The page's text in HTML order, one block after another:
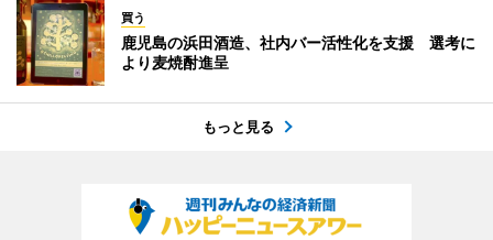
買う
鹿児島の浜田酒造、社内バー活性化を支援 選考に
より麦焼酎進呈
もっと見る